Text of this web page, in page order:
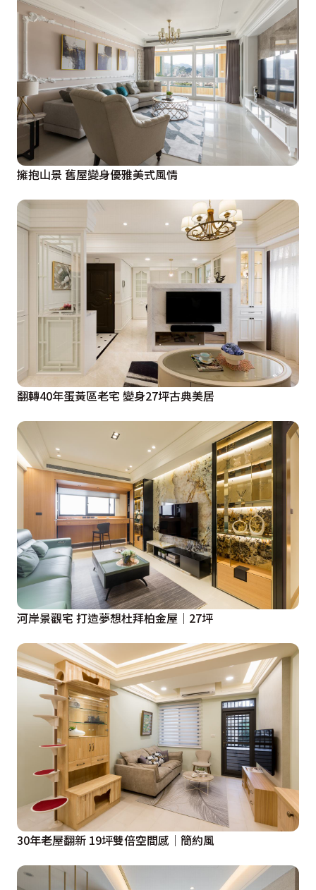
擁抱山景 舊屋變身優雅美式風情
翻轉40年蛋黃區老宅 變身27坪古典美居
河岸景觀宅 打造夢想杜拜柏金屋｜27坪
30年老屋翻新 19坪雙倍空間感│簡約風